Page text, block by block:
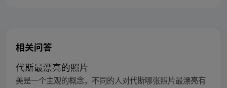
相关问答
代斯最漂亮的照片
美是一个主观的概念，不同的人对代斯哪张照片最漂亮有